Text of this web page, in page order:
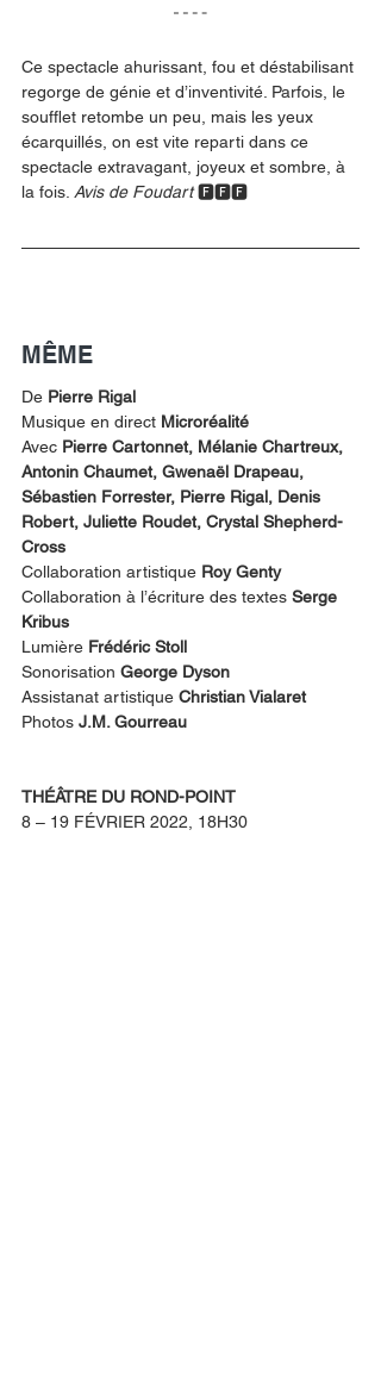
Ce spectacle ahurissant, fou et déstabilisant
regorge de génie et d’inventivité. Parfois, le
soufflet retombe un peu, mais les yeux
écarquillés, on est vite reparti dans ce
spectacle extravagant, joyeux et sombre, à
la fois. Avis de Foudart 🅵🅵🅵
MÊME
De Pierre Rigal
Musique en direct Microréalité
Avec Pierre Cartonnet, Mélanie Chartreux,
Antonin Chaumet, Gwenaël Drapeau,
Sébastien Forrester, Pierre Rigal, Denis
Robert, Juliette Roudet, Crystal Shepherd-
Cross
Collaboration artistique Roy Genty
Collaboration à l’écriture des textes Serge
Kribus
Lumière Frédéric Stoll
Sonorisation George Dyson
Assistanat artistique Christian Vialaret
Photos J.M. Gourreau
THÉÂTRE DU ROND-POINT
8 – 19 FÉVRIER 2022, 18H30